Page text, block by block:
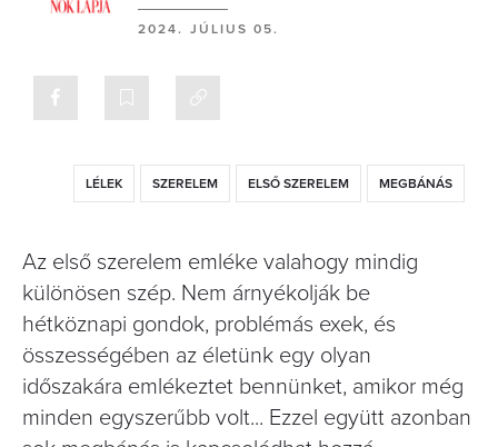
2024. JÚLIUS 05.
LÉLEK SZERELEM ELSŐ SZERELEM MEGBÁNÁS
Az első szerelem emléke valahogy mindig
különösen szép. Nem árnyékolják be
hétköznapi gondok, problémás exek, és
összességében az életünk egy olyan
időszakára emlékeztet bennünket, amikor még
minden egyszerűbb volt... Ezzel együtt azonban